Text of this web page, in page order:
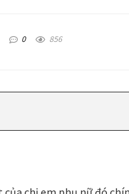
0 856